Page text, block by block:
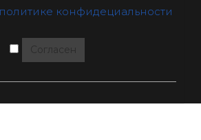
конфидециальности
Согласен